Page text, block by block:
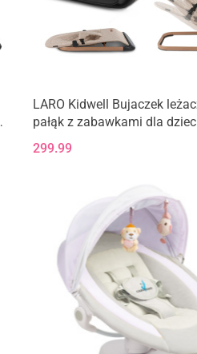
LARO Kidwell Bujaczek
pałąk z zabawkami dla
299.99